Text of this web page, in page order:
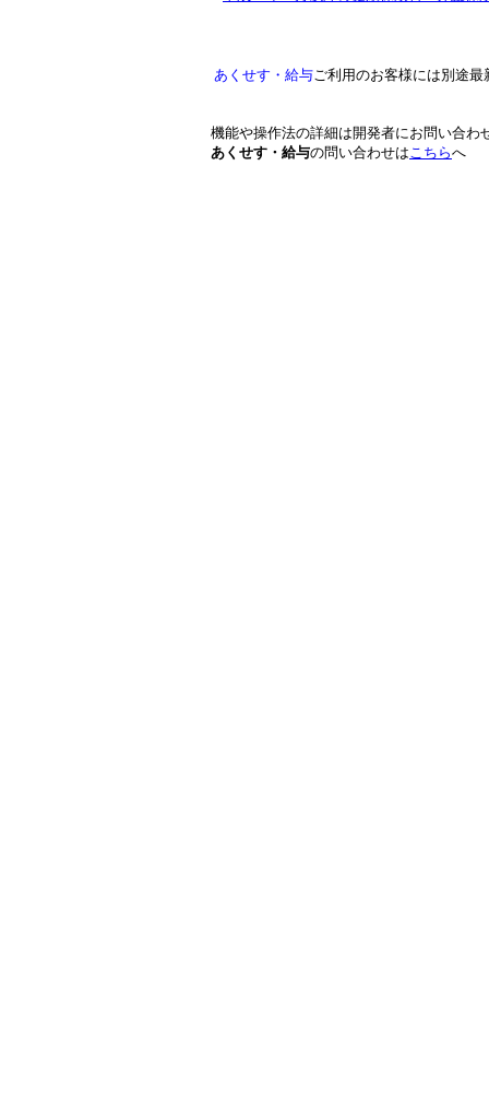
あくせす・給与ご利用のお客様には別途
機能や操作法の詳細は開発者にお問い合わ
あくせす・給与の問い合わせはこちらへ